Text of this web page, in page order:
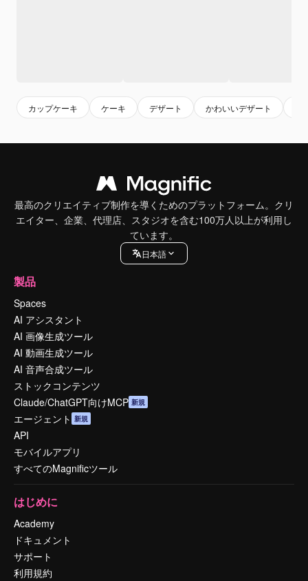
カップケーキ ケーキ デザート かわいいデザート
最高のクリエイティブ制作を導くためのプラットフォーム。クリ
エイター、企業、代理店、スタジオを含む100万人以上が利用し
ています。
日本語
製品
Spaces
AI アシスタント
AI 画像生成ツール
AI 動画生成ツール
AI 音声合成ツール
ストックコンテンツ
Claude/ChatGPT向けMCP 新規
エージェント 新規
API
モバイルアプリ
すべてのMagnificツール
はじめに
Academy
ドキュメント
サポート
利用規約